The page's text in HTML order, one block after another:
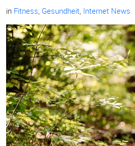
in Fitness, Gesundheit, Internet News